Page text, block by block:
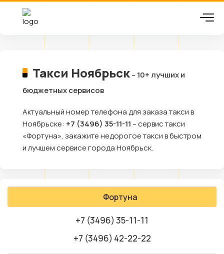
Такси Ноябрьск– 10+ лучших и
бюджетных сервисов
Актуальный номер телефона для заказа такси в
Ноябрьске: +7 (3496) 35-11-11 – сервис такси
«Фортуна», закажите недорогое такси в быстром
и лучшем сервисе города Ноябрьск.
Фортуна
+7 (3496) 35-11-11
+7 (3496) 42-22-22